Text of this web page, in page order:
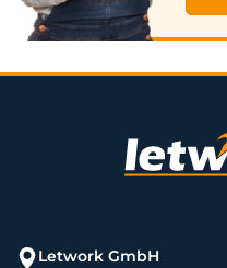
Letwork GmbH